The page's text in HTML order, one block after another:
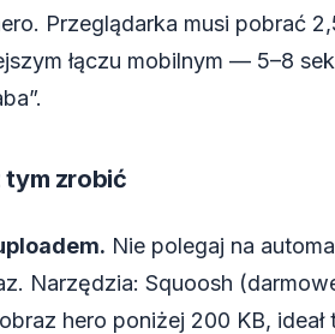
Przeglądarka musi pobrać
łączu mobilnym — 5–8
tym zrobić
Nie polegaj na
Narzędzia: Squoosh
hero poniżej 200 KB, ideał